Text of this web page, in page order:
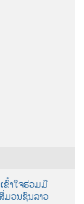
ຂົ້າໃຈຮ່ວມມື
ມວນຊົນລາວ